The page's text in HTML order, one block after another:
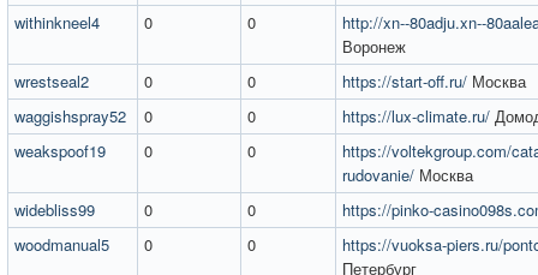
withinkneel4
0 0
http://xn--80adju.xn--
Воронеж
wrestseal2
0 0 https://start-off.ru/ Москва
waggishspray52
0 0 https://lux-climate.ru/
weakspoof19
0 0
https://voltekgroup.com/
rudovanie/ Москва
widebliss99
0 0
https://pinko-
woodmanual5
0 0
https://vuoksa-piers.ru/
Петербург